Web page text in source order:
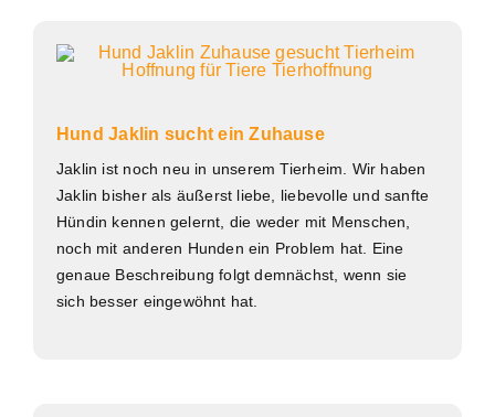
Hund Jaklin sucht ein Zuhause
Jaklin ist noch neu in unserem Tierheim. Wir haben
Jaklin bisher als äußerst liebe, liebevolle und sanfte
Hündin kennen gelernt, die weder mit Menschen,
noch mit anderen Hunden ein Problem hat. Eine
genaue Beschreibung folgt demnächst, wenn sie
sich besser eingewöhnt hat.